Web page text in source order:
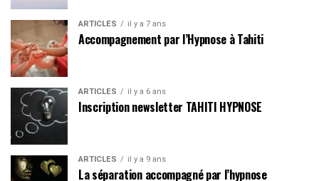
ARTICLES il y a 7 ans
Accompagnement par l’Hypnose à Tahiti
ARTICLES il y a 6 ans
Inscription newsletter TAHITI HYPNOSE
ARTICLES il y a 9 ans
La séparation accompagné par l’hypnose